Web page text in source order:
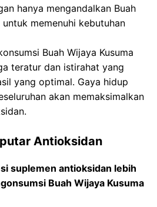
hanya mengandalkan Buah
untuk memenuhi kebutuhan
Buah Wijaya Kusuma
teratur dan istirahat yang
yang optimal. Gaya hidup
akan memaksimalkan
Antioksidan
suplemen antioksidan lebih
Buah Wijaya Kusuma